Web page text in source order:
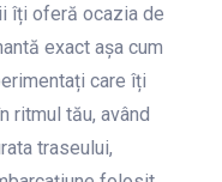
îți oferă ocazia de
exact așa cum
care îți
ritmul tău, având
traseului,